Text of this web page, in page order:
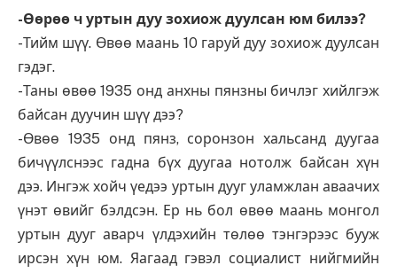
-Өөрөө ч уртын дуу зохиож дуулсан юм билээ?
-Тийм шүү. Өвөө маань 10 гаруй дуу зохиож дуулсан
гэдэг.
-Таны өвөө 1935 онд анхны пянзны бичлэг хийлгэж
байсан дуучин шүү дээ?
-Өвөө 1935 онд пянз, соронзон хальсанд дуугаа
бичүүлснээс гадна бүх дуугаа нотолж байсан хүн
дээ. Ингэж хойч үедээ уртын дууг уламжлан аваачих
үнэт өвийг бэлдсэн. Ер нь бол өвөө маань монгол
уртын дууг аварч үлдэхийн төлөө тэнгэрээс бууж
ирсэн хүн юм. Яагаад гэвэл социалист нийгмийн